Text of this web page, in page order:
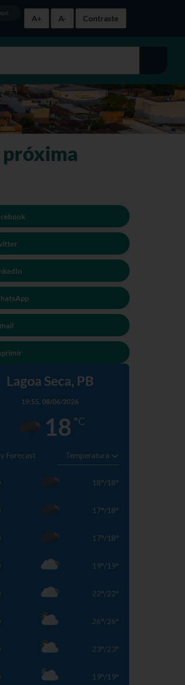
A+
A- Contraste
Lagoa Seca, PB
19:55, 08/06/2026
18 °C
Forecast
18°/18°
17°/18°
17°/18°
19°/19°
22°/22°
26°/26°
23°/23°
19°/19°